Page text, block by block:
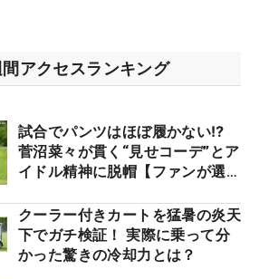
アクセスランキング
試合でパンツはほぼ履かない⁉
菅沼菜々が貫く“見せコーデ”とア
イドル精神に脱帽【ファンが選ぶ
クーラー付きカートを猛暑の炎天
下でガチ検証！ 実際に乗って分
かった驚きの冷却力とは？